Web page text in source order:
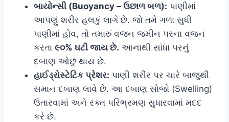
બાયોન્સી (Buoyancy – ઉછાળ બળ): પાણીમાં
આપણું શરીર હલકું લાગે છે. જો તમે ગળા સુધી
પાણીમાં હોવ, તો તમારું વજન જમીન પરના વજન
કરતા ૯૦% ઘટી જાય છે. આનાથી સાંધા પરનું
દબાણ ઓછું થાય છે.
હાઈડ્રોસ્ટેટિક પ્રેશર: પાણી શરીર પર ચારે બાજુથી
સમાન દબાણ લાવે છે. આ દબાણ સોજો (Swelling)
ઉતારવામાં અને રક્ત પરિભ્રમણ સુધારવામાં મદદ
કરે છે.